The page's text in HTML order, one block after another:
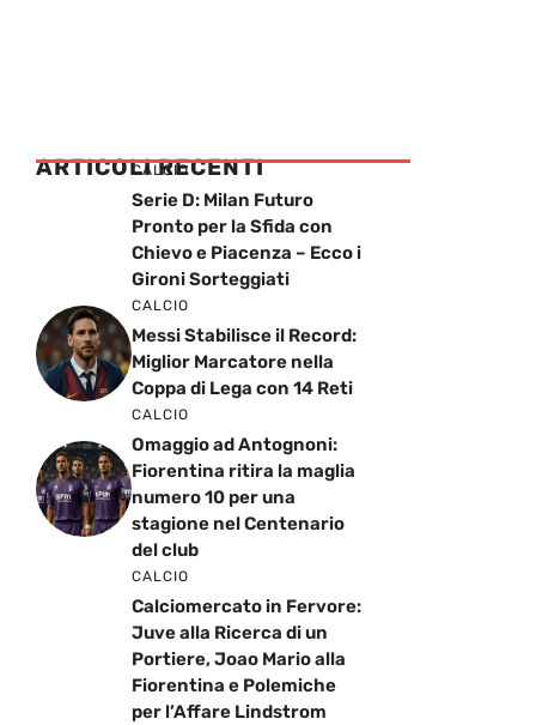
ARTICOLI RECENTI
CALCIO
Serie D: Milan Futuro
Pronto per la Sfida con
Chievo e Piacenza – Ecco i
Gironi Sorteggiati
CALCIO
Messi Stabilisce il Record:
Miglior Marcatore nella
Coppa di Lega con 14 Reti
CALCIO
Omaggio ad Antognoni:
Fiorentina ritira la maglia
numero 10 per una
stagione nel Centenario
del club
CALCIO
Calciomercato in Fervore:
Juve alla Ricerca di un
Portiere, Joao Mario alla
Fiorentina e Polemiche
per l’Affare Lindstrom